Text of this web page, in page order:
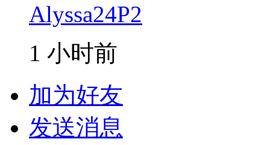
Alyssa24P2
1 小时前
加为好友
发送消息